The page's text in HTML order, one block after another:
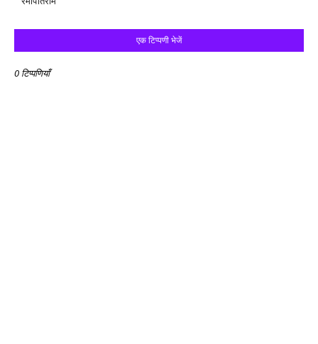
एक टिप्पणी भेजें
0 टिप्पणियाँ